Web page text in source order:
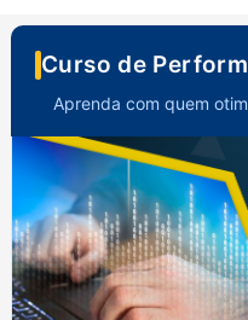
Curso de
Aprenda com quem